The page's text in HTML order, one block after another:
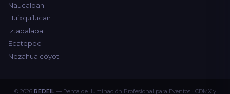
Naucalpan
Huixquilucan
Iztapalapa
Ecatepec
Nezahualcóyotl
© 2026 REDEIL— Renta de Iluminación Profesional para Eventos · CDMX y